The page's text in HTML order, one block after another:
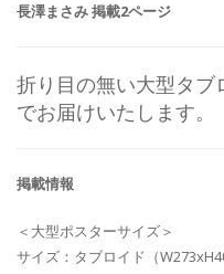
長澤まさみ 掲載2ページ
折り目の無い大型タブ
でお届けいたします。
掲載情報
＜大型ポスターサイズ＞
サイズ：タブロイド（